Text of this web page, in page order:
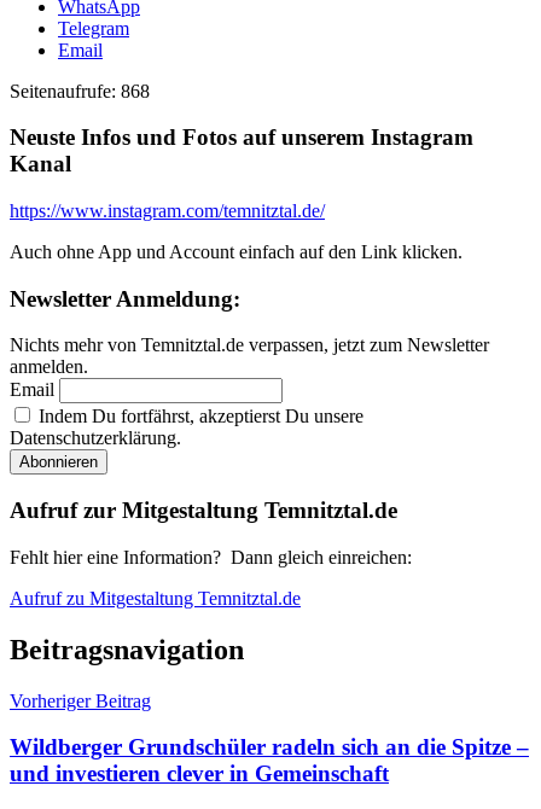
WhatsApp
Telegram
Email
Seitenaufrufe: 868
Neuste Infos und Fotos auf unserem Instagram
Kanal
https://www.instagram.com/temnitztal.de/
Auch ohne App und Account einfach auf den Link klicken.
Newsletter Anmeldung:
Nichts mehr von Temnitztal.de verpassen, jetzt zum Newsletter
anmelden.
Email
Indem Du fortfährst, akzeptierst Du unsere
Datenschutzerklärung.
Aufruf zur Mitgestaltung Temnitztal.de
Fehlt hier eine Information? Dann gleich einreichen:
Aufruf zu Mitgestaltung Temnitztal.de
Beitragsnavigation
Vorheriger Beitrag
Wildberger Grundschüler radeln sich an die Spitze –
und investieren clever in Gemeinschaft